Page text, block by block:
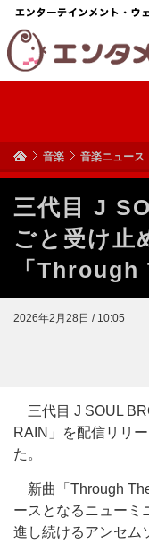
音楽 音楽ニュース
三代目 J
ごと受け止
「Through
2026年2月28日 / 10:05
三代目 J SOUL
RAIN」を配信リリ
た。
新曲「Through
ースとなるニューミ
進し続けるアンセム